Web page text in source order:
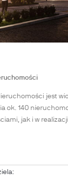
jest
ok. 140
jak i w